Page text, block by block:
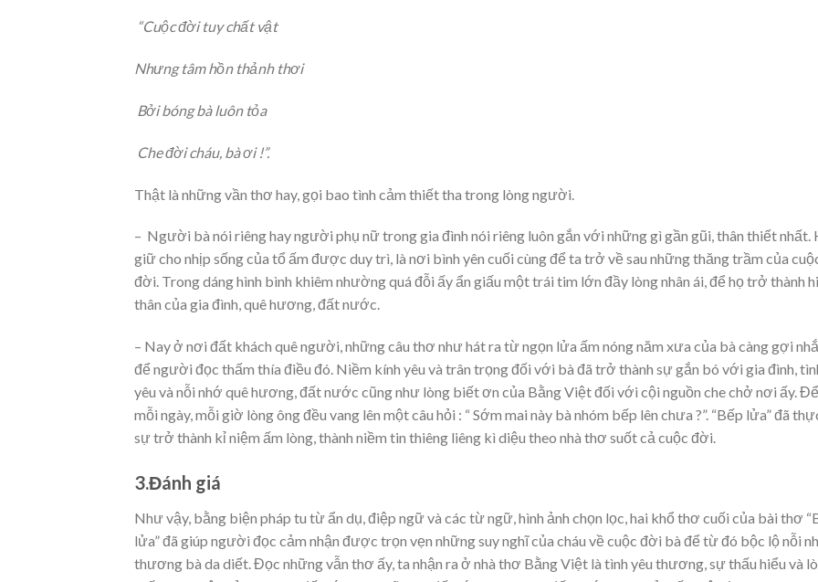
“Cuộc đời tuy chất vật
Nhưng tâm hồn thảnh thơi
Bởi bóng bà luôn tỏa
Che đời cháu, bà ơi !”.
Thật là những vần thơ hay, gọi bao tình cảm thiết tha trong lòng người.
– Người bà nói riêng hay người phụ nữ trong gia đình nói riêng luôn gắn với những gì gần gũi, thân thiết nhất.
giữ cho nhịp sống của tổ ấm được duy trì, là nơi bình yên cuối cùng để ta trở về sau những thăng trầm của
đời. Trong dáng hình bình khiêm nhường quá đỗi ấy ẩn giấu một trái tim lớn đầy lòng nhân ái, để họ trở thành
thân của gia đình, quê hương, đất nước.
– Nay ở nơi đất khách quê người, những câu thơ như hát ra từ ngọn lửa ấm nóng năm xưa của bà càng gợi
để người đọc thấm thía điều đó. Niềm kính yêu và trân trọng đối với bà đã trở thành sự gắn bó với gia đình,
yêu và nỗi nhớ quê hương, đất nước cũng như lòng biết ơn của Bằng Việt đối với cội nguồn che chở nơi ấy. Để
mỗi ngày, mỗi giờ lòng ông đều vang lên một câu hỏi : “ Sớm mai này bà nhóm bếp lên chưa ?”. “Bếp lửa” đã
sự trở thành kỉ niệm ấm lòng, thành niềm tin thiêng liêng kì diệu theo nhà thơ suốt cả cuộc đời.
3.Đánh giá
Như vậy, bằng biện pháp tu từ ẩn dụ, điệp ngữ và các từ ngữ, hình ảnh chọn lọc, hai khổ thơ cuối của bài thơ
lửa” đã giúp người đọc cảm nhận được trọn vẹn những suy nghĩ của cháu về cuộc đời bà để từ đó bộc lộ nỗi
thương bà da diết. Đọc những vẫn thơ ấy, ta nhận ra ở nhà thơ Bằng Việt là tình yêu thương, sự thấu hiểu và